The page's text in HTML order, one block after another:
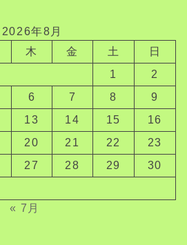
2026年8月
木 金 土
日
1
2
6 7 8
9
13 14 15
16
20 21 22
23
27 28 29
30
« 7月